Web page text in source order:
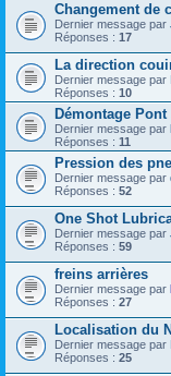
Changement de
Dernier message par
Réponses : 17
La direction
Dernier message par
Réponses : 10
Démontage
Dernier message par
Réponses : 11
Pression des
Dernier message par
Réponses : 52
One Shot
Dernier message par
Réponses : 59
freins arrières
Dernier message par
Réponses : 27
Localisation du
Dernier message par
Réponses : 25